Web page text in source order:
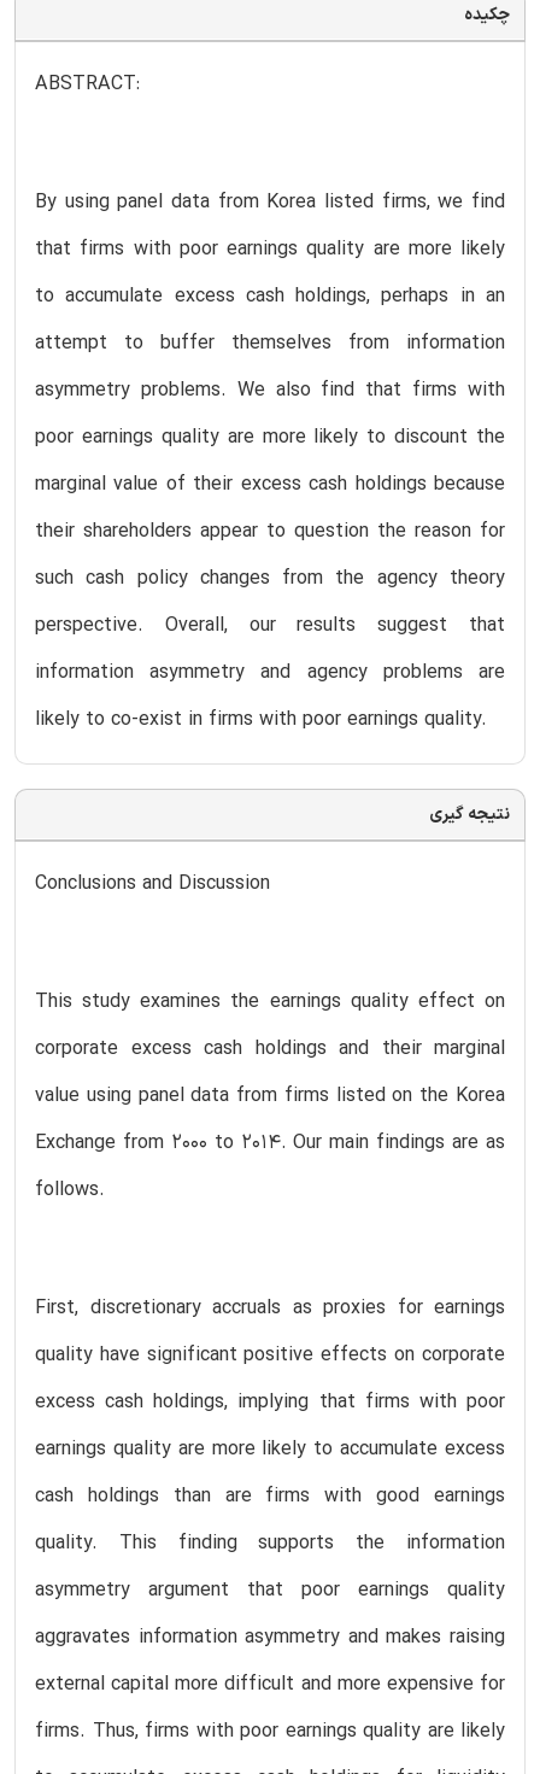
چکیده
ABSTRACT:
By using panel data from Korea listed firms, we find
that firms with poor earnings quality are more likely
to accumulate excess cash holdings, perhaps in an
attempt to buffer themselves from information
asymmetry problems. We also find that firms with
poor earnings quality are more likely to discount the
marginal value of their excess cash holdings because
their shareholders appear to question the reason for
such cash policy changes from the agency theory
perspective. Overall, our results suggest that
information asymmetry and agency problems are
likely to co-exist in firms with poor earnings quality.
نتیجه گیری
Conclusions and Discussion
This study examines the earnings quality effect on
corporate excess cash holdings and their marginal
value using panel data from firms listed on the Korea
Exchange from 2000 to 2014. Our main findings are as
follows.
First, discretionary accruals as proxies for earnings
quality have significant positive effects on corporate
excess cash holdings, implying that firms with poor
earnings quality are more likely to accumulate excess
cash holdings than are firms with good earnings
quality. This finding supports the information
asymmetry argument that poor earnings quality
aggravates information asymmetry and makes raising
external capital more difficult and more expensive for
firms. Thus, firms with poor earnings quality are likely